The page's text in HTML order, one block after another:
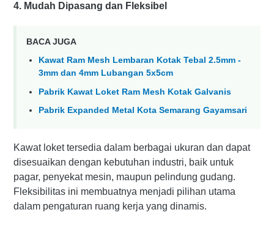
4. Mudah Dipasang dan Fleksibel
BACA JUGA
Kawat Ram Mesh Lembaran Kotak Tebal 2.5mm -
3mm dan 4mm Lubangan 5x5cm
Pabrik Kawat Loket Ram Mesh Kotak Galvanis
Pabrik Expanded Metal Kota Semarang Gayamsari
Kawat loket tersedia dalam berbagai ukuran dan dapat
disesuaikan dengan kebutuhan industri, baik untuk
pagar, penyekat mesin, maupun pelindung gudang.
Fleksibilitas ini membuatnya menjadi pilihan utama
dalam pengaturan ruang kerja yang dinamis.